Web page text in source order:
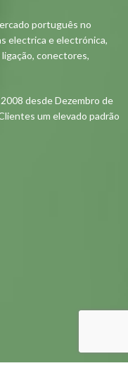
português no
electrica e electrónica,
conectores,
desde Dezembro de
um elevado padrão